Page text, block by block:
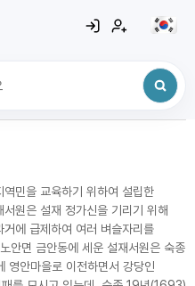
민을 교육하기 위하여 설립한
원은 설재 정가신을 기리기 위해
에 급제하여 여러 벼슬자리를
안면 금안동에 세운 설재서원은 숙종
영안마을로 이전하면서 강당인